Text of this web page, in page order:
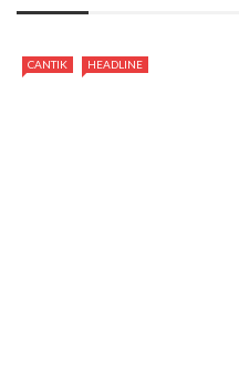
Dimulai dari Dapur
CANTIK HEADLINE